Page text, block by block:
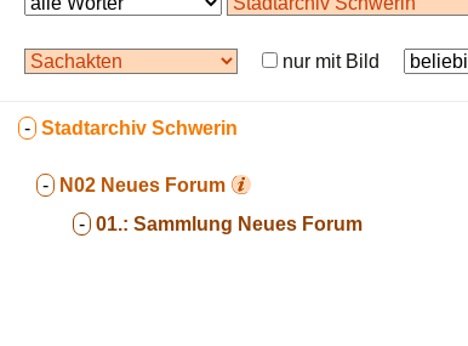
nur mit Bild
- Stadtarchiv Schwerin
- N02 Neues Forum
- 01.: Sammlung Neues Forum